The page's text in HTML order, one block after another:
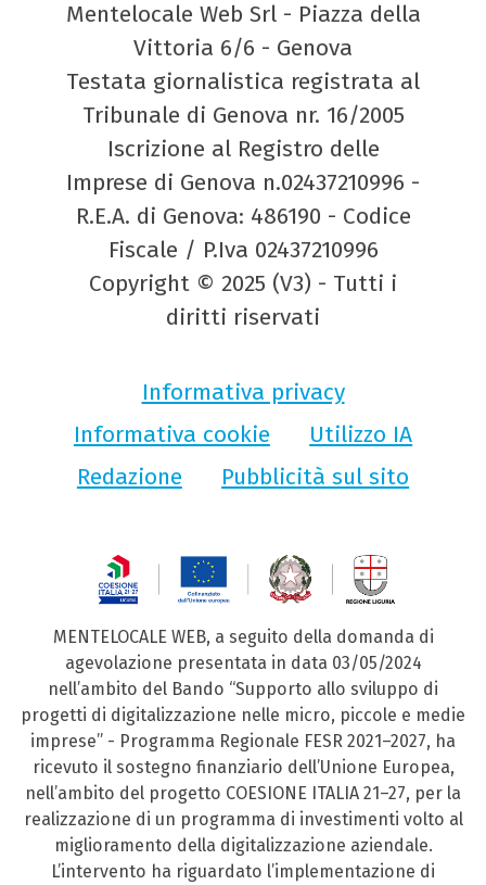
Mentelocale Web Srl - Piazza della
Vittoria 6/6 - Genova
Testata giornalistica registrata al
Tribunale di Genova nr. 16/2005
Iscrizione al Registro delle
Imprese di Genova n.02437210996 -
R.E.A. di Genova: 486190 - Codice
Fiscale / P.Iva 02437210996
Copyright © 2025 (V3) - Tutti i
diritti riservati
Informativa privacy
Informativa cookie
Utilizzo IA
Redazione
Pubblicità sul sito
MENTELOCALE WEB, a seguito della domanda di
agevolazione presentata in data 03/05/2024
nell’ambito del Bando “Supporto allo sviluppo di
progetti di digitalizzazione nelle micro, piccole e medie
imprese” - Programma Regionale FESR 2021–2027, ha
ricevuto il sostegno finanziario dell’Unione Europea,
nell’ambito del progetto COESIONE ITALIA 21–27, per la
realizzazione di un programma di investimenti volto al
miglioramento della digitalizzazione aziendale.
L’intervento ha riguardato l’implementazione di